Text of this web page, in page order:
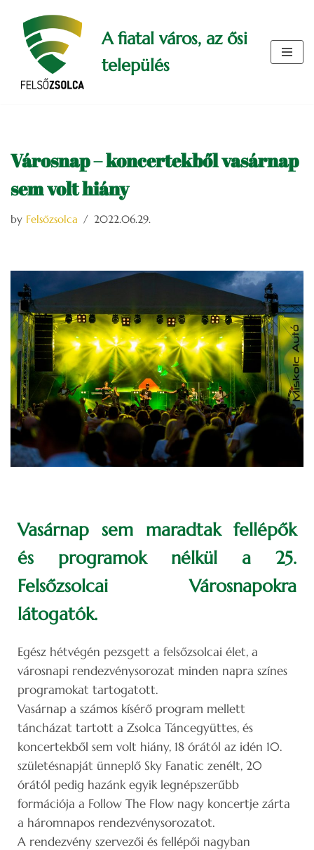
Skip
content
A fiatal város, az ősi
település
Városnap – koncertekből vasárnap
sem volt hiány
by Felsőzsolca 2022.06.29.
Vasárnap sem maradtak fellépők
és programok nélkül a 25.
Felsőzsolcai Városnapokra
látogatók.
Egész hétvégén pezsgett a felsőzsolcai élet, a
városnapi rendezvénysorozat minden napra színes
programokat tartogatott.
Vasárnap a számos kísérő program mellett
táncházat tartott a Zsolca Táncegyüttes, és
koncertekből sem volt hiány, 18 órától az idén 10.
születésnapját ünneplő Sky Fanatic zenélt, 20
órától pedig hazánk egyik legnépszerűbb
formációja a Follow The Flow nagy koncertje zárta
a háromnapos rendezvénysorozatot.
A rendezvény szervezői és fellépői nagyban